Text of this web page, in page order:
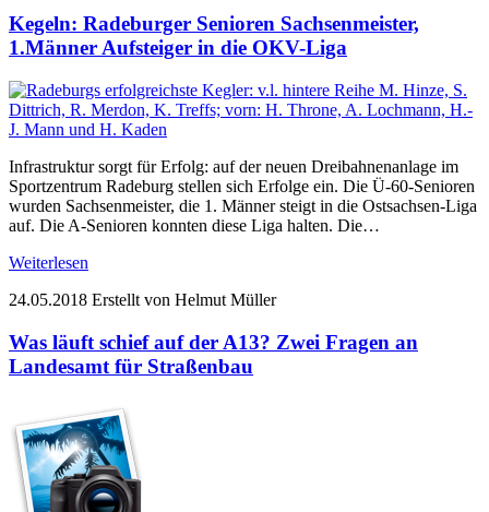
Kegeln: Radeburger Senioren Sachsenmeister,
1.Männer Aufsteiger in die OKV-Liga
Infrastruktur sorgt für Erfolg: auf der neuen Dreibahnenanlage im
Sportzentrum Radeburg stellen sich Erfolge ein. Die Ü-60-Senioren
wurden Sachsenmeister, die 1. Männer steigt in die Ostsachsen-Liga
auf. Die A-Senioren konnten diese Liga halten. Die…
Weiterlesen
24.05.2018 Erstellt von Helmut Müller
Was läuft schief auf der A13? Zwei Fragen an
Landesamt für Straßenbau